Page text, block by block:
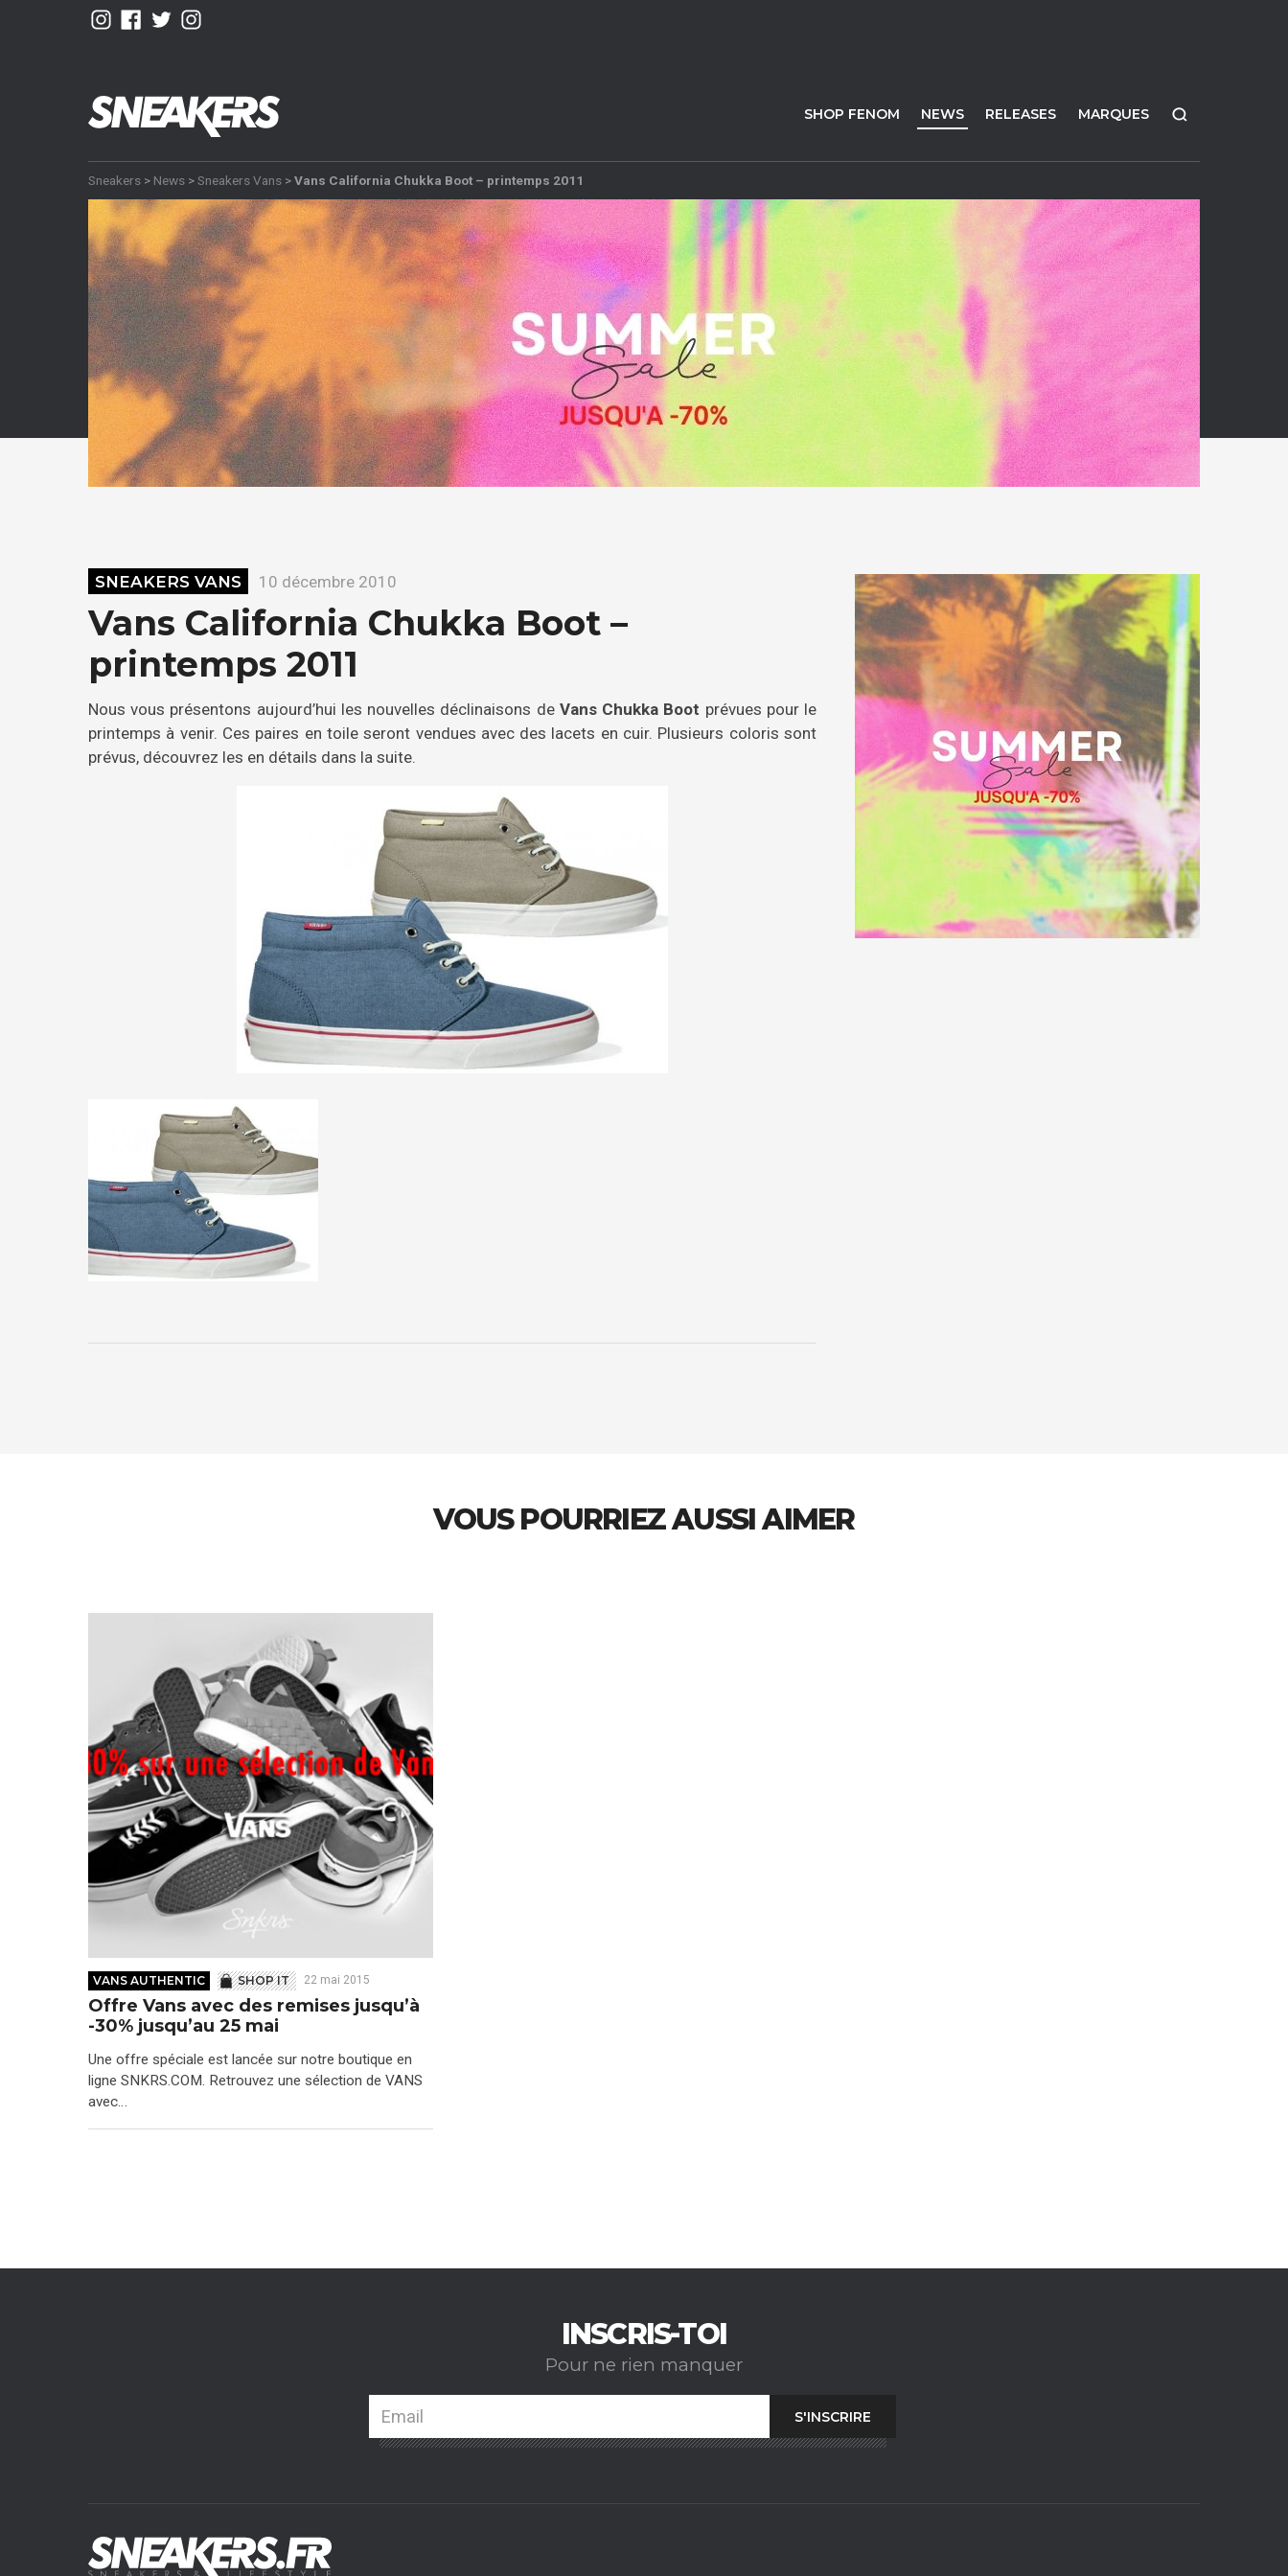
SHOP FENOM NEWS RELEASES MARQUES
Sneakers > News >Sneakers Vans >Vans California Chukka Boot – printemps 2011
SNEAKERS VANS 10 décembre 2010
Vans California Chukka Boot –
printemps 2011
Nous vous présentons aujourd’hui les nouvelles déclinaisons de Vans Chukka Boot prévues pour le
printemps à venir. Ces paires en toile seront vendues avec des lacets en cuir. Plusieurs coloris sont
prévus, découvrez les en détails dans la suite.
VOUS POURRIEZ AUSSI AIMER
VANS AUTHENTIC SHOP IT 22 mai 2015
Offre Vans avec des remises jusqu’à
-30% jusqu’au 25 mai
Une offre spéciale est lancée sur notre boutique en
ligne SNKRS.COM. Retrouvez une sélection de VANS
avec…
INSCRIS-TOI
Pour ne rien manquer